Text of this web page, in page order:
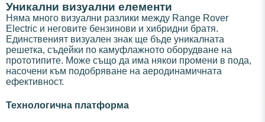
Уникални визуални елементи
Няма много визуални разлики между Range Rover
Electric и неговите бензинови и хибридни братя.
Единственият визуален знак ще бъде уникалната
решетка, съдейки по камуфлажното оборудване на
прототипите. Може също да има някои промени в пода,
насочени към подобряване на аеродинамичната
ефективност.
Технологична платформа